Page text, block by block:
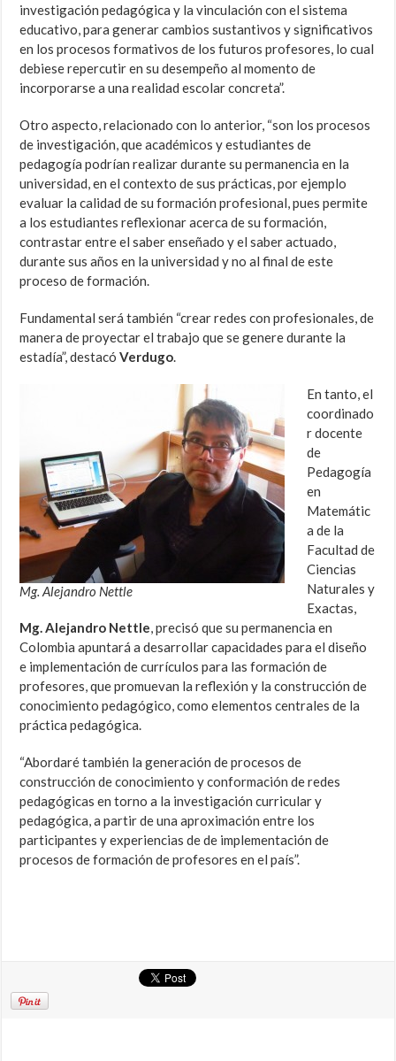
investigación pedagógica y la vinculación con el sistema
educativo, para generar cambios sustantivos y significativos
en los procesos formativos de los futuros profesores, lo cual
debiese repercutir en su desempeño al momento de
incorporarse a una realidad escolar concreta”.
Otro aspecto, relacionado con lo anterior, “son los procesos
de investigación, que académicos y estudiantes de
pedagogía podrían realizar durante su permanencia en la
universidad, en el contexto de sus prácticas, por ejemplo
evaluar la calidad de su formación profesional, pues permite
a los estudiantes reflexionar acerca de su formación,
contrastar entre el saber enseñado y el saber actuado,
durante sus años en la universidad y no al final de este
proceso de formación.
Fundamental será también “crear redes con profesionales, de
manera de proyectar el trabajo que se genere durante la
estadía”, destacóVerdugo.
Mg. Alejandro Nettle
En tanto, el
coordinado
r docente
de
Pedagogía
en
Matemátic
a de la
Facultad de
Ciencias
Naturales y
Exactas,
Mg. Alejandro Nettle, precisó que su permanencia en
Colombia apuntará a desarrollar capacidades para el diseño
e implementación de currículos para las formación de
profesores, que promuevan la reflexión y la construcción de
conocimiento pedagógico, como elementos centrales de la
práctica pedagógica.
“Abordaré también la generación de procesos de
construcción de conocimiento y conformación de redes
pedagógicas en torno a la investigación curricular y
pedagógica, a partir de una aproximación entre los
participantes y experiencias de de implementación de
procesos de formación de profesores en el país”.